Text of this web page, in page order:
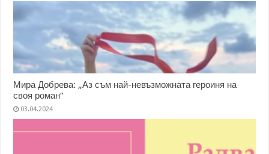
Мира Добрева: „Аз съм най-невъзможната героиня на
своя роман“
03.04.2024